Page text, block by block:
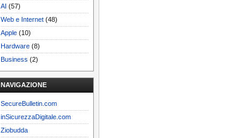
AI (57)
Web e Internet (48)
Apple (10)
Hardware (8)
Business (2)
NAVIGAZIONE
SecureBulletin.com
inSicurezzaDigitale.com
Ziobudda